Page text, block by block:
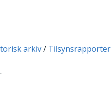
arkiv Tilsynsrapporter